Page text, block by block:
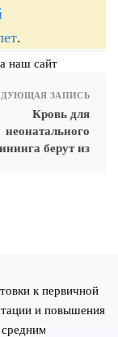
.
наш сайт
ЗАПИСЬ
Кровь для
неонатального
берут из
к первичной
и повышения
и высшим